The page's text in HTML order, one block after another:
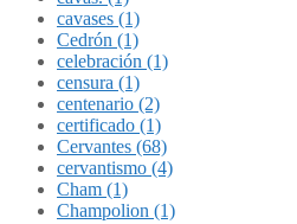
cavases (1)
Cedrón (1)
celebración (1)
censura (1)
centenario (2)
certificado (1)
Cervantes (68)
cervantismo (4)
Cham (1)
Champolion (1)